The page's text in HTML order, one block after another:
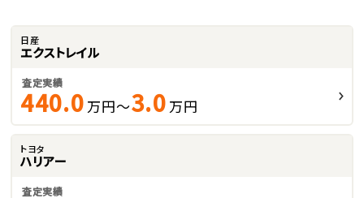
日産
エクストレイル
査定実績
440.0 万円～3.0 万円
トヨタ
ハリアー
査定実績